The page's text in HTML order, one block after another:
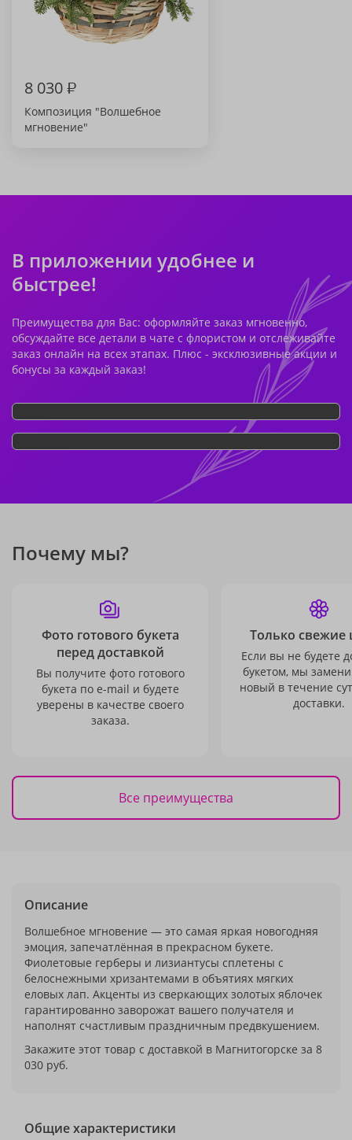
8 030₽
Композиция "Волшебное
мгновение"
В приложении удобнее и
быстрее!
Преимущества для Вас: оформляйте заказ мгновенно,
обсуждайте все детали в чате с флористом и отслеживайте
заказ онлайн на всех этапах. Плюс - эксклюзивные акции и
бонусы за каждый заказ!
Почему мы?
Фото готового букета
перед доставкой
Вы получите фото готового
букета по e-mail и будете
уверены в качестве своего
заказа.
Только свежие
Если вы не будете
букетом, мы
новый в течение
доставки.
Все преимущества
Описание
Волшебное мгновение — это самая яркая новогодняя
эмоция, запечатлённая в прекрасном букете.
Фиолетовые герберы и лизиантусы сплетены с
белоснежными хризантемами в объятиях мягких
еловых лап. Акценты из сверкающих золотых яблочек
гарантированно заворожат вашего получателя и
наполнят счастливым праздничным предвкушением.
Закажите этот товар с доставкой в Магнитогорске за 8
030 руб.
Общие характеристики